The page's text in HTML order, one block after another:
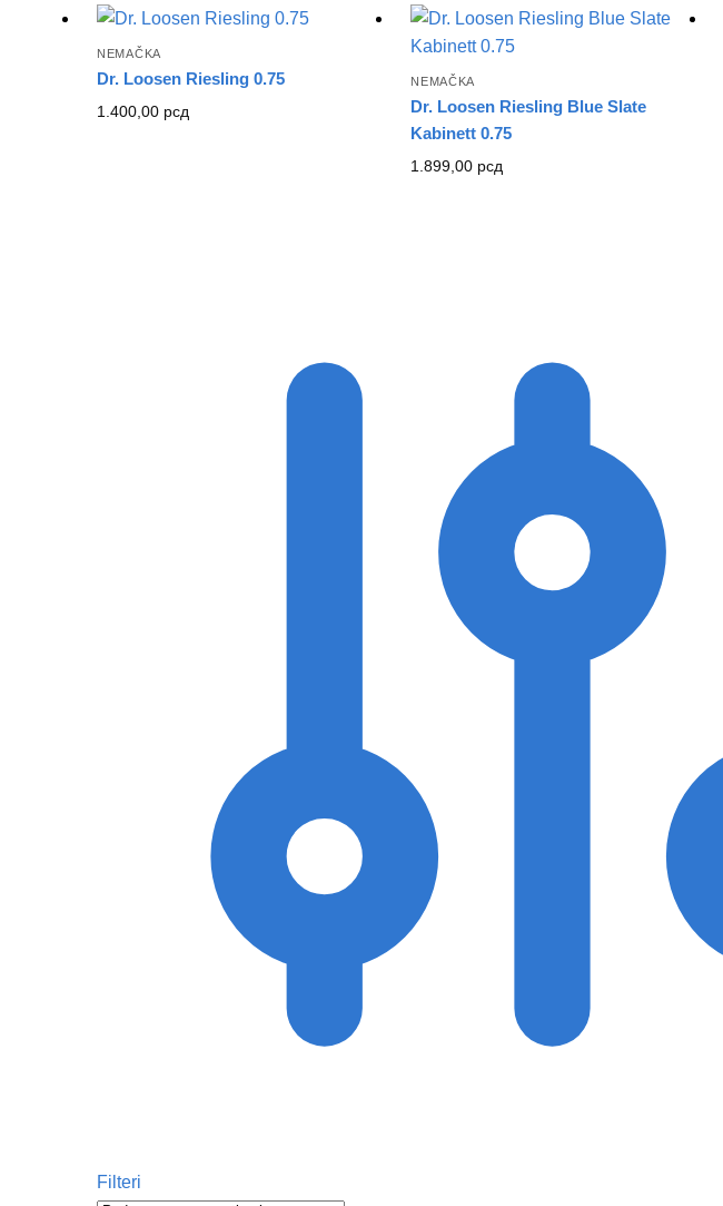
NEMAČKA
Dr. Loosen Riesling 0.75
1.400,00 рсд
NEMAČKA
Dr. Loosen Riesling Blue Slate
Kabinett 0.75
1.899,00 рсд
Filteri